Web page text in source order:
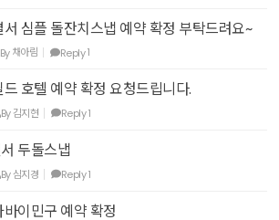
심플 돌잔치스냅 예약 확정 부탁드려요~
By채아림 Reply1
호텔 예약 확정 요청드립니다.
By김지현 Reply1
두돌스냅
By심지경 Reply1
이민구 예약 확정